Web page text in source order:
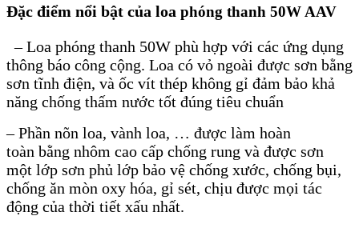
Đặc điểm nổi bật của loa phóng thanh 50W AAV
– Loa phóng thanh 50W phù hợp với các ứng dụng
thông báo công cộng. Loa có vỏ ngoài được sơn bằng
sơn tĩnh điện, và ốc vít thép không gỉ đảm bảo khả
năng chống thấm nước tốt đúng tiêu chuẩn
– Phần nõn loa, vành loa, … được làm hoàn
toàn bằng nhôm cao cấp chống rung và được sơn
một lớp sơn phủ lớp bảo vệ chống xước, chống bụi,
chống ăn mòn oxy hóa, gỉ sét, chịu được mọi tác
động của thời tiết xấu nhất.